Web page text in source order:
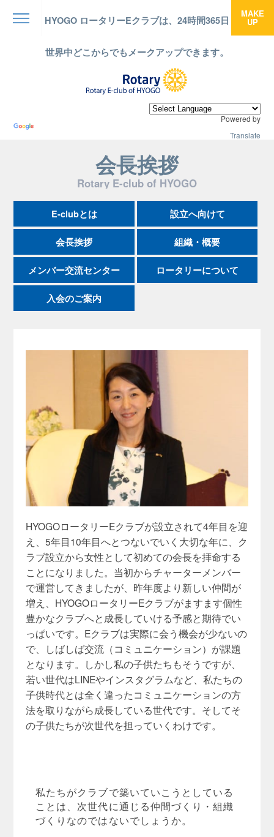
HYOGO ロータリーEクラブは、24時間365日
世界中どこからでもメークアップできます。
MAKE
UP
Powered by
Translate
会長挨拶
Rotary E-club of HYOGO
E-clubとは 設立へ向けて
会長挨拶 組織・概要
メンバー交流センター ロータリーについて
入会のご案内
HYOGOロータリーEクラブが設立されて4年目を迎
え、5年目10年目へとつないでいく大切な年に、ク
ラブ設立から女性として初めての会長を拝命する
ことになりました。当初からチャーターメンバー
で運営してきましたが、昨年度より新しい仲間が
増え、HYOGOロータリーEクラブがますます個性
豊かなクラブへと成長していける予感と期待でい
っぱいです。Eクラブは実際に会う機会が少ないの
で、しばしば交流（コミュニケーション）が課題
となります。しかし私の子供たちもそうですが、
若い世代はLINEやインスタグラムなど、私たちの
子供時代とは全く違ったコミュニケーションの方
法を取りながら成長している世代です。そしてそ
の子供たちが次世代を担っていくわけです。
私たちがクラブで築いていこうとしている
ことは、次世代に通じる仲間づくり・組織
づくりなのではないでしょうか。